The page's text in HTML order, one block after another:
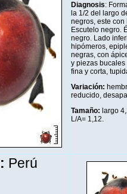
Diagnosis:
la 1/2 del largo
negros, este
Escutelo negro.
negro. Lado
hipómeros,
negras, con
y piezas
fina y corta,
Variación:
reducido,
Tamaño: largo
L/A= 1,12.
: Perú